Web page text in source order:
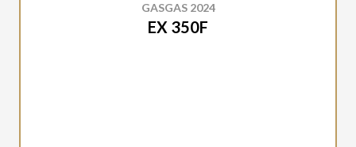
GASGAS 2024
EX 350F